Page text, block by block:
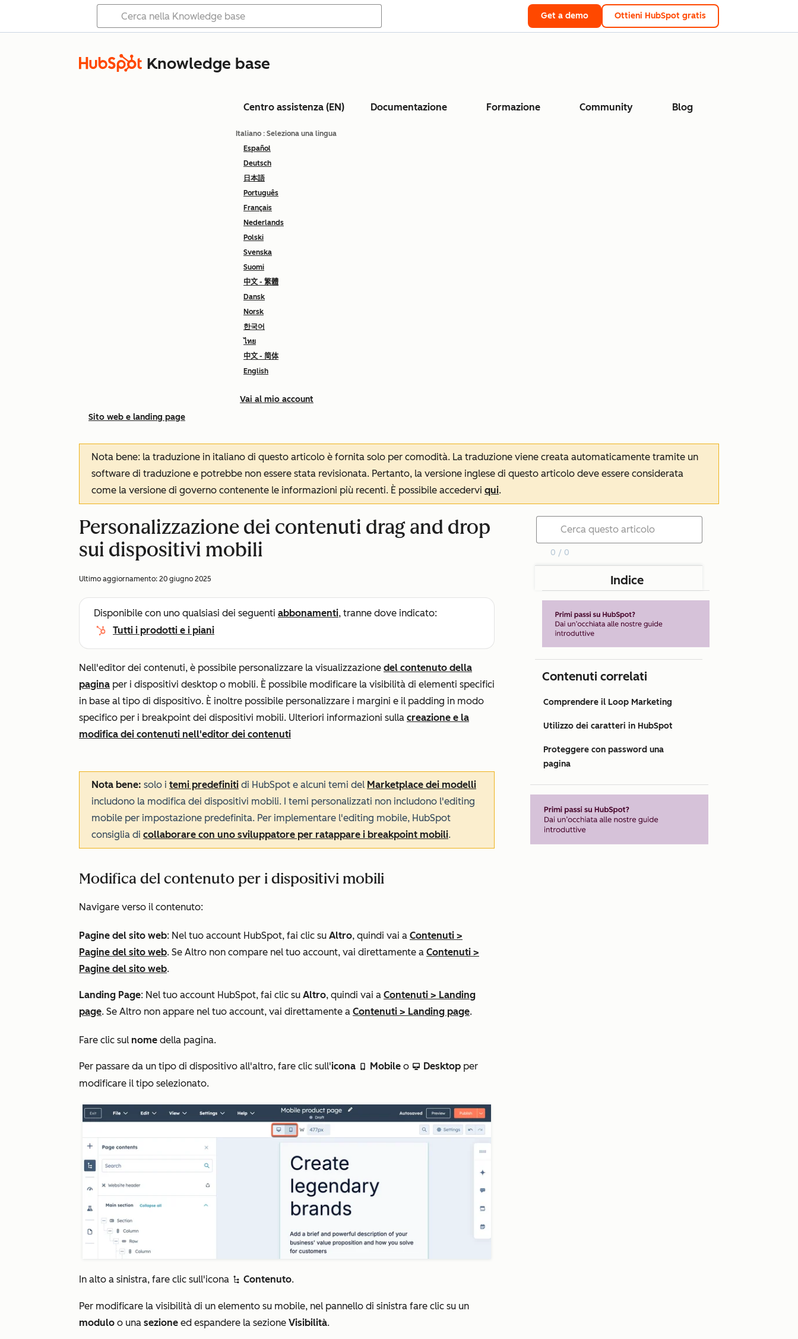
Get a demo Ottieni HubSpot gratis
Knowledge base
Centro assistenza (EN) Documentazione Formazione Community Blog
Italiano : Seleziona una lingua
Español
Deutsch
日本語
Português
Français
Nederlands
Polski
Svenska
Suomi
中文 - 繁體
Dansk
Norsk
한국어
ไทย
中文 - 简体
English
Vai al mio account
Sito web e landing page
Nota bene: la traduzione in italiano di questo articolo è fornita solo per comodità. La traduzione viene creata automaticamente tramite un
software di traduzione e potrebbe non essere stata revisionata. Pertanto, la versione inglese di questo articolo deve essere considerata
come la versione di governo contenente le informazioni più recenti. È possibile accedervi qui.
Personalizzazione dei contenuti drag and drop
sui dispositivi mobili
Ultimo aggiornamento: 20 giugno 2025
Disponibile con uno qualsiasi dei seguenti abbonamenti, tranne dove indicato:
Tutti i prodotti e i piani
Nell'editor dei contenuti, è possibile personalizzare la visualizzazione del contenuto della
pagina per i dispositivi desktop o mobili. È possibile modificare la visibilità di elementi specifici
in base al tipo di dispositivo. È inoltre possibile personalizzare i margini e il padding in modo
specifico per i breakpoint dei dispositivi mobili. Ulteriori informazioni sulla creazione e la
modifica dei contenuti nell'editor dei contenuti
Nota bene: solo i temi predefiniti di HubSpot e alcuni temi del Marketplace dei modelli
includono la modifica dei dispositivi mobili. I temi personalizzati non includono l'editing
mobile per impostazione predefinita. Per implementare l'editing mobile, HubSpot
consiglia di collaborare con uno sviluppatore per ratappare i breakpoint mobili.
Modifica del contenuto per i dispositivi mobili
Navigare verso il contenuto:
Pagine del sito web: Nel tuo account HubSpot, fai clic su Altro, quindi vai a Contenuti >
Pagine del sito web. Se Altro non compare nel tuo account, vai direttamente a Contenuti >
Pagine del sito web.
Landing Page: Nel tuo account HubSpot, fai clic su Altro, quindi vai a Contenuti > Landing
page. Se Altro non appare nel tuo account, vai direttamente a Contenuti > Landing page.
Fare clic sul nome della pagina.
Per passare da un tipo di dispositivo all'altro, fare clic sull'icona mobile Mobile o desktop Desktop per
modificare il tipo selezionato.
In alto a sinistra, fare clic sull'icona siteTreeIcon Contenuto.
Per modificare la visibilità di un elemento su mobile, nel pannello di sinistra fare clic su un
modulo o una sezione ed espandere la sezione Visibilità.
0 / 0
Indice
Contenuti correlati
Comprendere il Loop Marketing
Utilizzo dei caratteri in HubSpot
Proteggere con password una
pagina